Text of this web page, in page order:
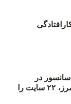
سانسور در
اینترنت: #آزادی هم‌آیند گزارشگران‌ بدون مرز، ۲۲ سایت را